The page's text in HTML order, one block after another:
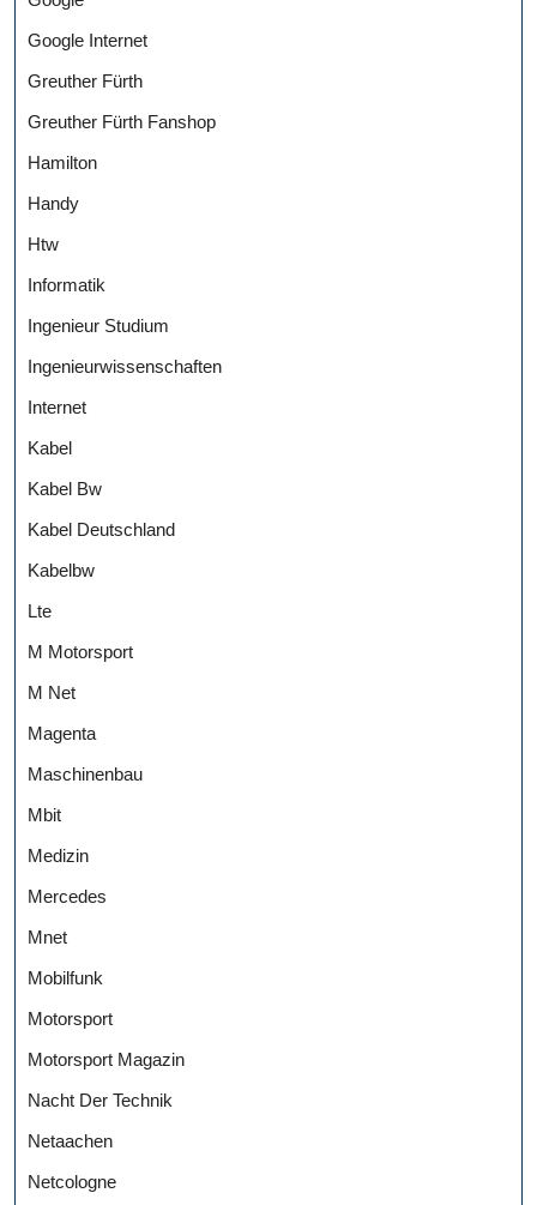
Google Internet
Greuther Fürth
Greuther Fürth Fanshop
Hamilton
Handy
Htw
Informatik
Ingenieur Studium
Ingenieurwissenschaften
Internet
Kabel
Kabel Bw
Kabel Deutschland
Kabelbw
Lte
M Motorsport
M Net
Magenta
Maschinenbau
Mbit
Medizin
Mercedes
Mnet
Mobilfunk
Motorsport
Motorsport Magazin
Nacht Der Technik
Netaachen
Netcologne